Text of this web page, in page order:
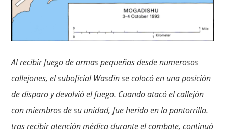
Al recibir fuego de armas pequeñas desde numerosos
callejones, el suboficial Wasdin se colocó en una posición
de disparo y devolvió el fuego. Cuando atacó el callejón
con miembros de su unidad, fue herido en la pantorrilla.
tras recibir atención médica durante el combate, continuó